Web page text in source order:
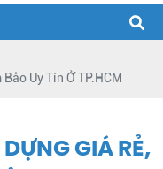
Uy Tín Ở TP.HCM
GIÁ RẺ,